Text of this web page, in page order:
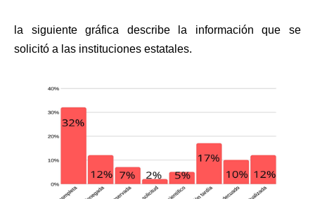
la siguiente gráfica describe la información que se
solicitó a las instituciones estatales.